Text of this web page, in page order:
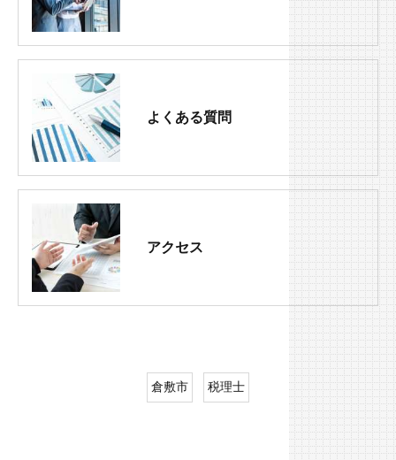
よくある質問
アクセス
倉敷市 税理士